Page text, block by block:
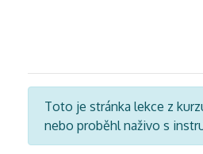
Toto je stránka lekce z
nebo proběhl naživo s